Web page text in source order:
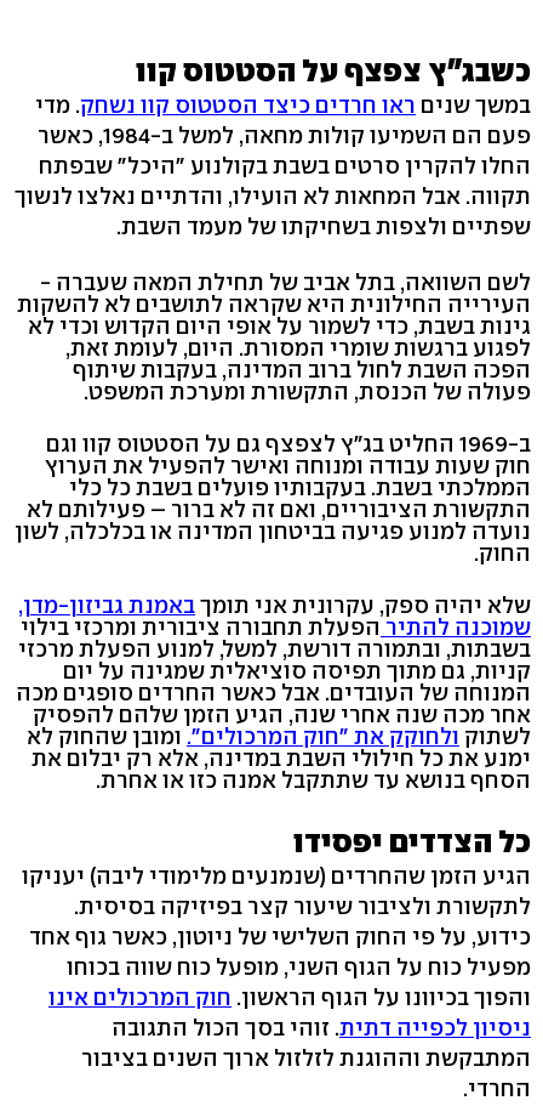
כשבג"ץ צפצף על הסטטוס קוו
במשך שנים ראו חרדים כיצד הסטטוס קוו נשחק. מדי
פעם הם השמיעו קולות מחאה, למשל ב-1984, כאשר
החלו להקרין סרטים בשבת בקולנוע "היכל" שבפתח
תקווה. אבל המחאות לא הועילו, והדתיים נאלצו לנשוך
שפתיים ולצפות בשחיקתו של מעמד השבת.
לשם השוואה, בתל אביב של תחילת המאה שעברה -
העירייה החילונית היא שקראה לתושבים לא להשקות
גינות בשבת, כדי לשמור על אופי היום הקדוש וכדי לא
לפגוע ברגשות שומרי המסורת. היום, לעומת זאת,
הפכה השבת לחול ברוב המדינה, בעקבות שיתוף
פעולה של הכנסת, התקשורת ומערכת המשפט.
ב-1969 החליט בג"ץ לצפצף גם על הסטטוס קוו וגם
חוק שעות עבודה ומנוחה ואישר להפעיל את הערוץ
הממלכתי בשבת. בעקבותיו פועלים בשבת כל כלי
התקשורת הציבוריים, ואם זה לא ברור – פעילותם לא
נועדה למנוע פגיעה בביטחון המדינה או בכלכלה, לשון
החוק.
שלא יהיה ספק, עקרונית אני תומךבאמנת גביזון-מדן,
שמוכנה להתיר הפעלת תחבורה ציבורית ומרכזי בילוי
בשבתות, ובתמורה דורשת, למשל, למנוע הפעלת מרכזי
קניות, גם מתוך תפיסה סוציאלית שמגינה על יום
המנוחה של העובדים. אבל כאשר החרדים סופגים מכה
אחר מכה שנה אחרי שנה, הגיע הזמן שלהם להפסיק
לשתוק ולחוקק את "חוק המרכולים". ומובן שהחוק לא
ימנע את כל חילולי השבת במדינה, אלא רק יבלום את
הסחף בנושא עד שתתקבל אמנה כזו או אחרת.
כל הצדדים יפסידו
הגיע הזמן שהחרדים (שנמנעים מלימודי ליבה) יעניקו
לתקשורת ולציבור שיעור קצר בפיזיקה בסיסית.
כידוע, על פי החוק השלישי של ניוטון, כאשר גוף אחד
מפעיל כוח על הגוף השני, מופעל כוח שווה בכוחו
והפוך בכיוונו על הגוף הראשון. חוק המרכולים אינו
ניסיון לכפייה דתית. זוהי בסך הכול התגובה
המתבקשת וההוגנת לזלזול ארוך השנים בציבור
החרדי.